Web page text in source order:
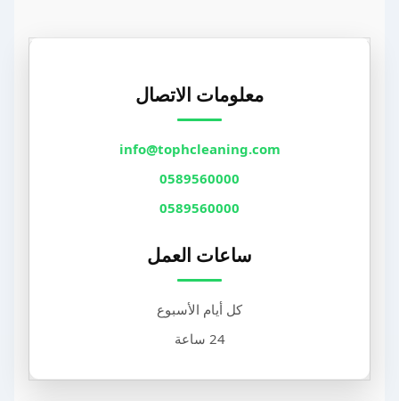
معلومات الاتصال
info@tophcleaning.com
0589560000
0589560000
ساعات العمل
كل أيام الأسبوع
24 ساعة